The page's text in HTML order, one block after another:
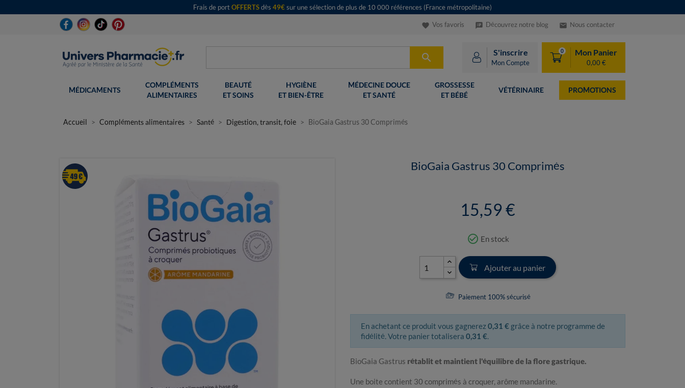
Frais de portOFFERTSdès 49€sur une sélection de plus de 10 000 références (France métropolitaine)
favorite Vos favoris speaker_notes Découvrez notre blog email Nous contacter
 S'inscrire
Mon Compte
0 Mon Panier
0,00 €
MÉDICAMENTS
COMPLÉMENTS
ALIMENTAIRES
BEAUTÉ
ET SOINS
HYGIÈNE
ET BIEN-ÊTRE
MÉDECINE DOUCE
ET SANTÉ
GROSSESSE
ET BÉBÉ
VÉTÉRINAIRE PROMOTIONS
Accueil Compléments alimentaires Santé Digestion, transit, foie BioGaia Gastrus 30 Comprimés
BioGaia Gastrus 30 Comprimés
15,59 €
check_circle_outline En stock
Ajouter au panier
Paiement 100% sécurisé
En achetant ce produit vous gagnerez0,31 € grâce à notre programme de
fidélité. Votre panier totalisera 0,31 €.
BioGaia Gastrus rétablit et maintient l'équilibre de la flore gastrique.
Une boite contient 30 comprimés à croquer, arôme mandarine.